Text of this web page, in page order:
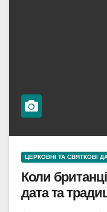
ЦЕРКОВНІ ТА СВЯТКОВІ
Коли
дата та